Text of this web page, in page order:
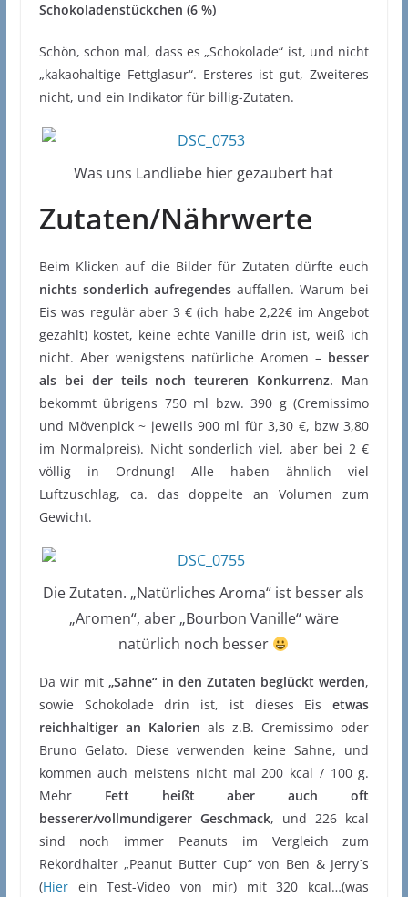
Schokoladenstückchen (6 %)
Schön, schon mal, dass es „Schokolade“ ist, und nicht
„kakaohaltige Fettglasur“. Ersteres ist gut, Zweiteres
nicht, und ein Indikator für billig-Zutaten.
Was uns Landliebe hier gezaubert hat
Zutaten/Nährwerte
Beim Klicken auf die Bilder für Zutaten dürfte euch
nichts sonderlich aufregendesauffallen. Warum bei
Eis was regulär aber 3 € (ich habe 2,22€ im Angebot
gezahlt) kostet, keine echte Vanille drin ist, weiß ich
nicht. Aber wenigstens natürliche Aromen – besser
als bei der teils noch teureren Konkurrenz. Man
bekommt übrigens 750 ml bzw. 390 g (Cremissimo
und Mövenpick ~ jeweils 900 ml für 3,30 €, bzw 3,80
im Normalpreis). Nicht sonderlich viel, aber bei 2 €
völlig in Ordnung! Alle haben ähnlich viel
Luftzuschlag, ca. das doppelte an Volumen zum
Gewicht.
Die Zutaten. „Natürliches Aroma“ ist besser als
„Aromen“, aber „Bourbon Vanille“ wäre
natürlich noch besser
Da wir mit „Sahne“ in den Zutaten beglückt werden,
sowie Schokolade drin ist, ist dieses Eisetwas
reichhaltiger an Kalorien als z.B. Cremissimo oder
Bruno Gelato. Diese verwenden keine Sahne, und
kommen auch meistens nicht mal 200 kcal / 100 g.
Mehr Fett heißt aber auch oft
besserer/vollmundigerer Geschmack, und 226 kcal
sind noch immer Peanuts im Vergleich zum
Rekordhalter „Peanut Butter Cup“ von Ben & Jerry´s
(Hierein Test-Video von mir) mit 320 kcal…(was